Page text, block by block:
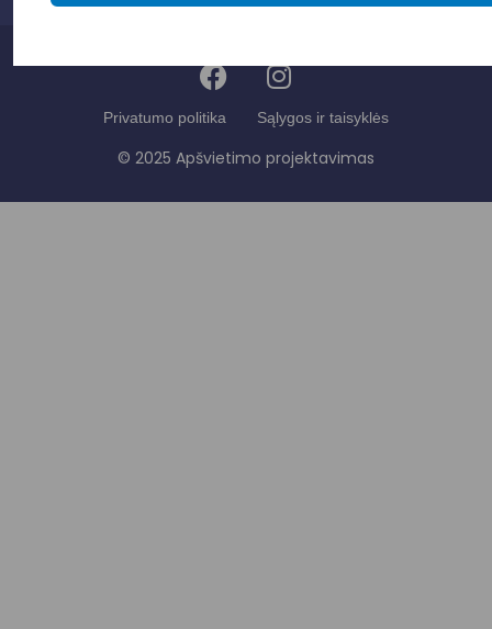
Privatumo politika Sąlygos ir taisyklės
© 2025 Apšvietimo projektavimas